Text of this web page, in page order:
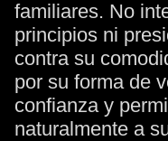
familiares. No
principios ni
contra su
por su forma de
confianza y
naturalmente a